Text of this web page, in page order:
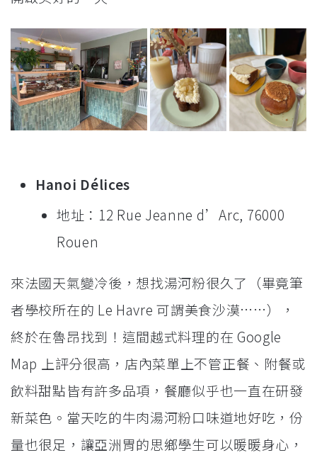
Hanoi Délices
地址：12 Rue Jeanne d’Arc, 76000
Rouen
來法國天氣變冷後，想找湯河粉很久了（畢竟筆
者學校所在的 Le Havre 可謂美食沙漠……），
終於在魯昂找到！這間越式料理的在 Google
Map 上評分很高，店內菜單上不管正餐、附餐或
飲料甜點皆有許多品項，餐廳似乎也一直在研發
新菜色。當天吃的牛肉湯河粉口味道地好吃，份
量也很足，讓亞洲胃的思鄉學生可以暖暖身心，